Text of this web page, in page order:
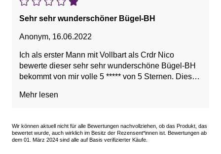
Sehr sehr wunderschöner Bügel-BH
Anonym, 16.06.2022
Ich als erster Mann mit Vollbart als Crdr Nico
bewerte dieser sehr sehr wunderschöne Bügel-BH
bekommt von mir volle 5 ***** von 5 Sternen. Dieser
gut, auch als Mann. Trage auch als Mann sehr sehr
obdachlosen Frauen und habe ihnen neue BHs
mitgebracht, um ihre gebrauchten BHs zu waschen.
Mehr lesen
Wir können aktuell nicht für alle Bewertungen nachvollziehen, ob das Produkt, das
bewertet wurde, auch wirklich im Besitz der Rezensent*innen ist. Bewertungen ab
dem 01. März 2024 sind alle auf Basis verifizierter Käufe.